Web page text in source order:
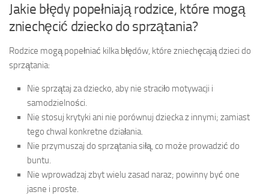
Jakie błędy popełniają rodzice, które mogą
zniechęcić dziecko do sprzątania?
Rodzice mogą popełniać kilka błędów, które zniechęcają dzieci do
sprzątania:
Nie sprzątaj za dziecko, aby nie straciło motywacji i
samodzielności.
Nie stosuj krytyki ani nie porównuj dziecka z innymi; zamiast
tego chwal konkretne działania.
Nie przymuszaj do sprzątania siłą, co może prowadzić do
buntu.
Nie wprowadzaj zbyt wielu zasad naraz; powinny być one
jasne i proste.